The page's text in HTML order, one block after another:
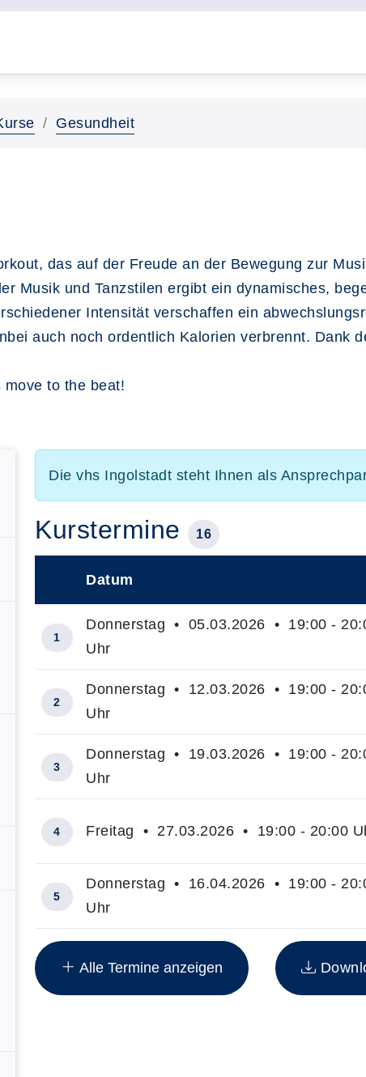
Gesundheit
das auf der Freude an der Bewegung zur
Musik und Tanzstilen ergibt ein dynamisches,
Intensität verschaffen ein
auch noch ordentlich Kalorien verbrennt. Dank
to the beat!
Die vhs Ingolstadt steht Ihnen als
Kurstermine 16
Insgesamt gibt es 16 Termine zum diesen Kurs
Datum
1
Donnerstag • 05.03.2026 • 19:00 -
Uhr
2
Donnerstag • 12.03.2026 • 19:00 -
Uhr
3
Donnerstag • 19.03.2026 • 19:00 -
Uhr
4 Freitag • 27.03.2026 • 19:00 - 20:00
5
Donnerstag • 16.04.2026 • 19:00 -
Uhr
Alle Termine anzeigen